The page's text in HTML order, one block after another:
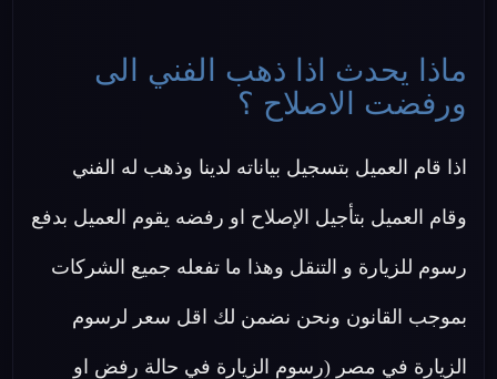
ماذا يحدث اذا ذهب الفني الى
ورفضت الاصلاح ؟
اذا قام العميل بتسجيل بياناته لدينا وذهب له الفني
وقام العميل بتأجيل الإصلاح او رفضه يقوم العميل بدفع
رسوم للزيارة و التنقل وهذا ما تفعله جميع الشركات
بموجب القانون ونحن نضمن لك اقل سعر لرسوم
الزيارة في مصر (رسوم الزيارة في حالة رفض او